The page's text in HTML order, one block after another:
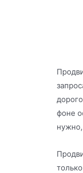
фоне
нужно,